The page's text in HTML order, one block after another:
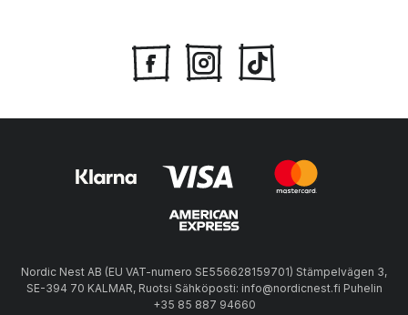
Nordic Nest AB (EU VAT-numero SE556628159701) Stämpelvägen 3,
SE-394 70 KALMAR, Ruotsi Sähköposti: info@nordicnest.fi Puhelin
+35 85 887 94660